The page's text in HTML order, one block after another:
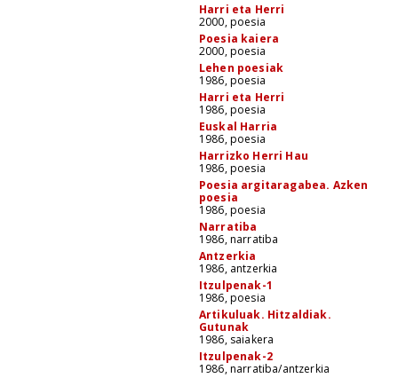
Harri eta Herri
2000, poesia
Poesia kaiera
2000, poesia
Lehen poesiak
1986, poesia
Harri eta Herri
1986, poesia
Euskal Harria
1986, poesia
Harrizko Herri Hau
1986, poesia
Poesia argitaragabea. Azken
poesia
1986, poesia
Narratiba
1986, narratiba
Antzerkia
1986, antzerkia
Itzulpenak-1
1986, poesia
Artikuluak. Hitzaldiak.
Gutunak
1986, saiakera
Itzulpenak-2
1986, narratiba/antzerkia